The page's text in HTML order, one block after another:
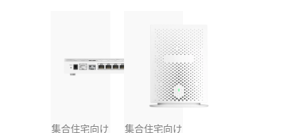
集合住宅向け
集合住宅向け